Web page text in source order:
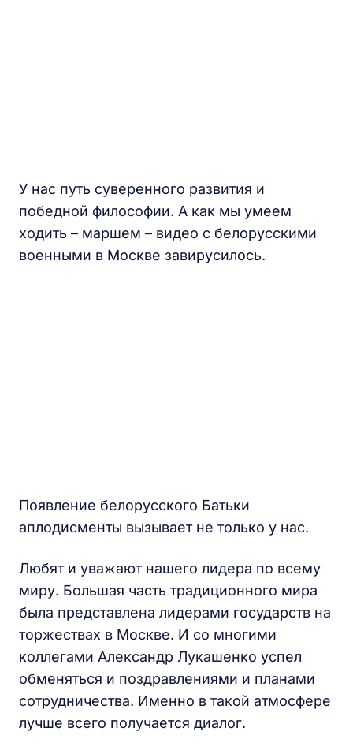
У нас путь суверенного развития и
победной философии. А как мы умеем
ходить – маршем – видео с белорусскими
военными в Москве завирусилось.
Появление белорусского Батьки
аплодисменты вызывает не только у нас.
Любят и уважают нашего лидера по всему
миру. Большая часть традиционного мира
была представлена лидерами государств на
торжествах в Москве. И со многими
коллегами Александр Лукашенко успел
обменяться и поздравлениями и планами
сотрудничества. Именно в такой атмосфере
лучше всего получается диалог.